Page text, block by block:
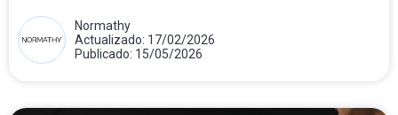
Normathy
Actualizado: 17/02/2026
Publicado: 15/05/2026